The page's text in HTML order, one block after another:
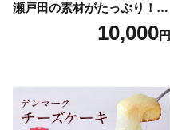
瀬戸田の素材がたっぷり！ジ
10,000円